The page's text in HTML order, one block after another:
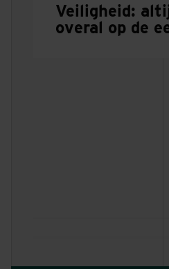
Veiligheid:
overal op de